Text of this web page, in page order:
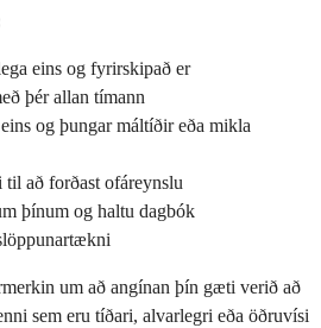
eins og fyrirskipað er
þér allan tímann
og þungar máltíðir eða mikla
til að forðast ofáreynslu
þínum og haltu dagbók
um að angínan þín gæti verið að
sem eru tíðari, alvarlegri eða öðruvísi